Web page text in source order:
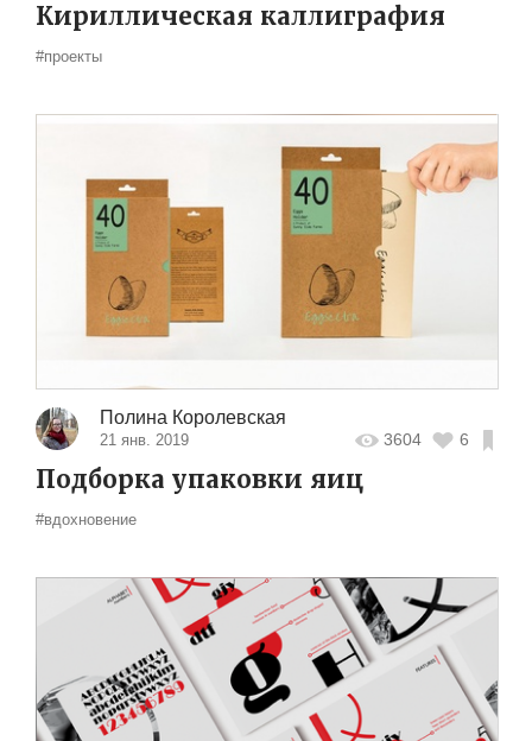
Кириллическая каллиграфия
#проекты
Полина Королевская
21 янв. 2019 3604 6
Подборка упаковки яиц
#вдохновение